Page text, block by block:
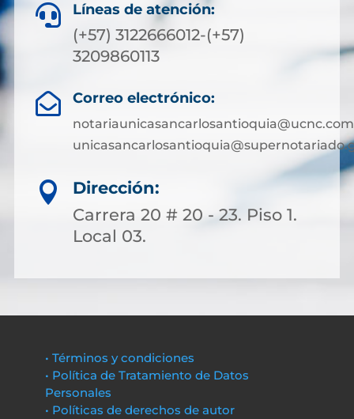
 Líneas de atención:
(+57) 3122666012-(+57)
3209860113
 Correo electrónico:

Dirección:
Carrera 20 # 20 - 23. Piso 1.
Local 03.
• Términos y condiciones
• Política de Tratamiento de Datos
Personales
• Políticas de derechos de autor